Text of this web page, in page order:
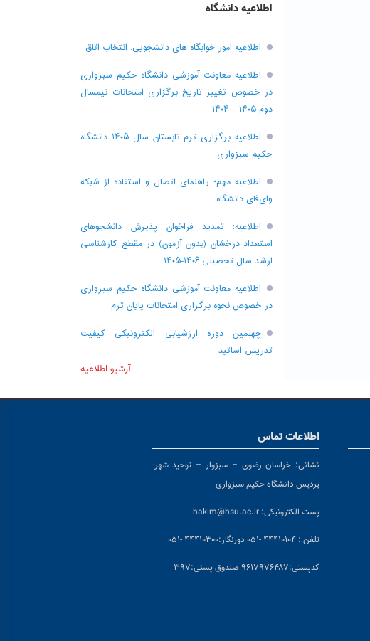
اطلاعیه دانشگاه
اطلاعیه امور خوابگاه های دانشجویی: انتخاب اتاق
اطلاعیه معاونت آموزشی دانشگاه حکیم سبزواری
در خصوص تغییر تاریخ برگزاری امتحانات نیمسال
دوم ۱۴۰۵ – ۱۴۰۴
اطلاعیه برگزاری ترم تابستان سال ۱۴۰۵ دانشگاه
حکیم سبزواری
اطلاعیه مهم؛ راهنمای اتصال و استفاده از شبکه
وای‌فای دانشگاه
اطلاعیه: تمدید فراخوان پذیرش دانشجو‌های
استعداد درخشان (بدون آزمون) در مقطع کارشناسی
ارشد سال تحصیلی ۱۴۰۶-۱۴۰۵
اطلاعیه معاونت آموزشی دانشگاه حکیم سبزواری
در خصوص نحوه برگزاری امتحانات پایان ترم
چهلمین دوره ارزشیابی الکترونیکی کیفیت
تدریس اساتید
آرشیو اطلاعیه
اطلاعات تماس
نشانی: خراسان رضوی – سبزوار – توحید شهر-
پردیس دانشگاه حکیم سبزواری
پست الکترونیکی: hakim@hsu.ac.ir
تلفن : ۴۴۴۱۰۱۰۴ -۰۵۱ دورنگار:۴۴۴۱۰۳۰۰ -۰۵۱
کدپستی:۹۶۱۷۹۷۶۴۸۷ صندوق پستی:۳۹۷